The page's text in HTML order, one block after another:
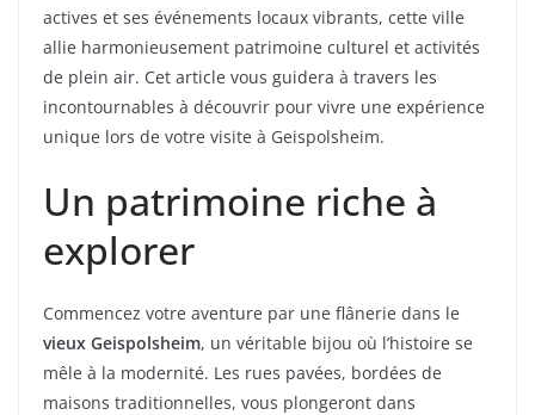
actives et ses événements locaux vibrants, cette ville
allie harmonieusement patrimoine culturel et activités
de plein air. Cet article vous guidera à travers les
incontournables à découvrir pour vivre une expérience
unique lors de votre visite à Geispolsheim.
Un patrimoine riche à
explorer
Commencez votre aventure par une flânerie dans le
vieux Geispolsheim, un véritable bijou où l’histoire se
mêle à la modernité. Les rues pavées, bordées de
maisons traditionnelles, vous plongeront dans